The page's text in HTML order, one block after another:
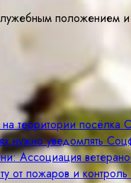
положением
территории посёлка
нужно уведомлять
Ассоциация
от пожаров и